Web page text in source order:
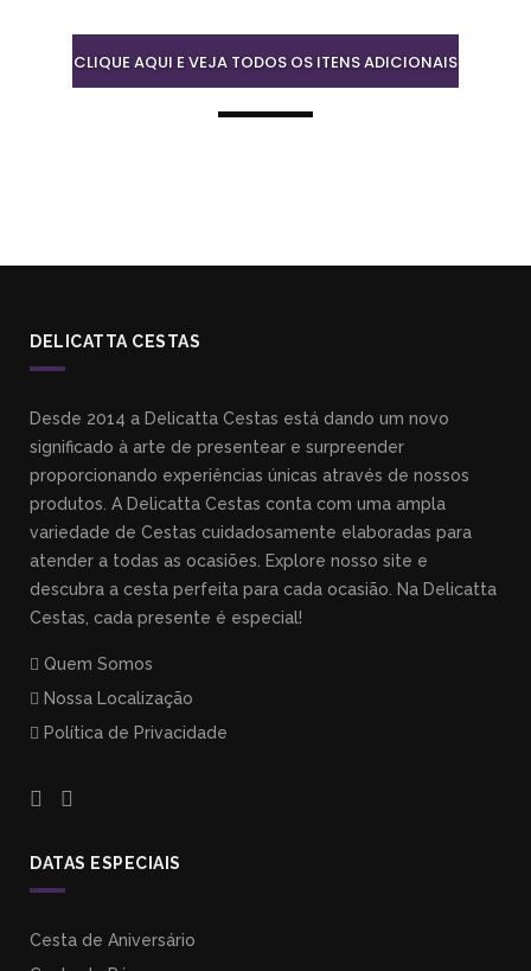
CLIQUE AQUI E VEJA TODOS OS ITENS ADICIONAIS
DELICATTA CESTAS
Desde 2014 a Delicatta Cestas está dando um novo
significado à arte de presentear e surpreender
proporcionando experiências únicas através de nossos
produtos. A Delicatta Cestas conta com uma ampla
variedade de Cestas cuidadosamente elaboradas para
atender a todas as ocasiões. Explore nosso site e
descubra a cesta perfeita para cada ocasião. Na Delicatta
Cestas, cada presente é especial!
Quem Somos
Nossa Localização
Política de Privacidade
DATAS ESPECIAIS
Cesta de Aniversário